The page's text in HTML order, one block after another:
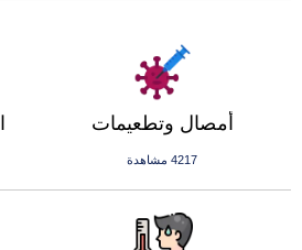
أمصال وتطعيمات
4217 مشاهدة